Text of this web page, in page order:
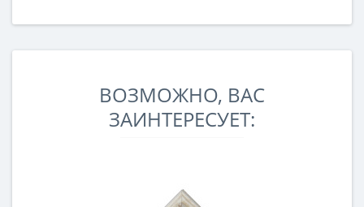
ВОЗМОЖНО, ВАС
ЗАИНТЕРЕСУЕТ: